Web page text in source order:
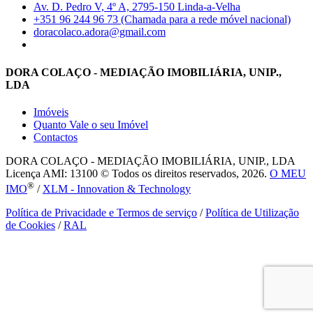
Av. D. Pedro V, 4º A, 2795-150 Linda-a-Velha
+351 96 244 96 73 (Chamada para a rede móvel nacional)
doracolaco.adora@gmail.com
DORA COLAÇO - MEDIAÇÃO IMOBILIÁRIA, UNIP.,
LDA
Imóveis
Quanto Vale o seu Imóvel
Contactos
DORA COLAÇO - MEDIAÇÃO IMOBILIÁRIA, UNIP., LDA
Licença AMI: 13100 © Todos os direitos reservados, 2026. O MEU
IMO® / XLM - Innovation & Technology
Política de Privacidade e Termos de serviço /Política de Utilização
de Cookies /RAL